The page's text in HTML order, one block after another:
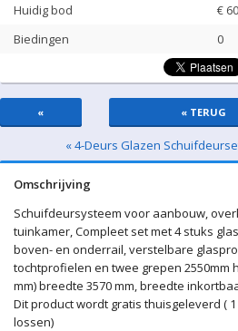
Huidig bod
€
Biedingen
0
« « TERUG
« 4-Deurs Glazen
Omschrijving
Schuifdeursysteem voor aanbouw,
tuinkamer, Compleet set met 4 stuks
boven- en onderrail, verstelbare
tochtprofielen en twee grepen 2550mm
mm) breedte 3570 mm, breedte
Dit product wordt gratis thuisgeleverd (
lossen)